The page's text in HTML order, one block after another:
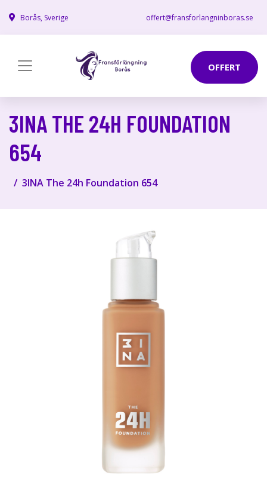
Borås, Sverige offert@fransforlangninboras.se
OFFERT
3INA THE 24H FOUNDATION
654
3INA The 24h Foundation 654